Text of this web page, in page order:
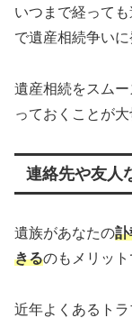
いつまで経って
で遺産相続争い
遺産相続をスム
っておくことが大
連絡先や友人
遺族があなたの訃
きるのもメリット
近年よくあるト